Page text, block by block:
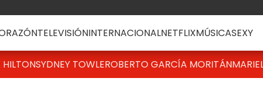
TELEVISIÓNINTERNACIONALNETFLIXMÚSICASEXY
HILTONSYDNEY TOWLEROBERTO GARCÍA MORITÁN